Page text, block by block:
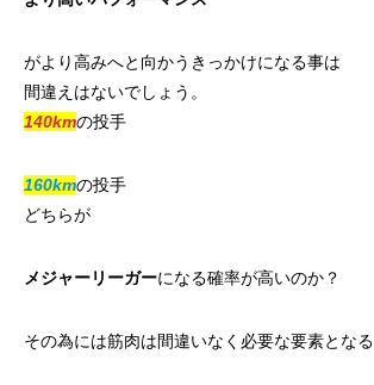
がより高みへと向かうきっかけになる事は
間違えはないでしょう。
140kmの投手
160kmの投手
どちらが
メジャーリーガーになる確率が高いのか？
その為には筋肉は間違いなく必要な要素となる